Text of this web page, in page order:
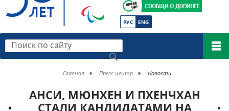
РУС ENG
Поиск по сайту
Главная Пресс-центр Новости
AНСИ, МЮНХЕН И ПХЕНЧХАН
СТАЛИ КАНДИДАТАМИ НА